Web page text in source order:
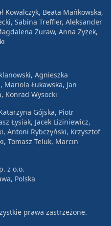
Kowalczyk, Beata Mańkowska,
Sabina Treffler, Aleksander
Żuraw, Anna Zyzek,
Agnieszka
Mariola Łukawska, Jan
Konrad Wysocki
Gójska, Piotr
Łysiak, Jacek Liziniewicz,
Antoni Rybczyński, Krzysztof
Tomasz Teluk, Marcin
z o.o.
Polska
prawa zastrzeżone.